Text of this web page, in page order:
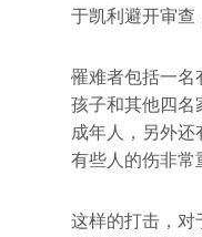
于凯利避开审查
罹难者包括一名
孩子和其他四名
成年人，另外还
有些人的伤非常
这样的打击，对